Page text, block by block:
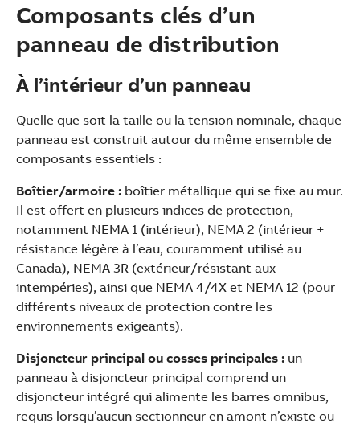
Composants clés d’un
panneau de distribution
À l’intérieur d’un panneau
Quelle que soit la taille ou la tension nominale, chaque
panneau est construit autour du même ensemble de
composants essentiels :
Boîtier/armoire : boîtier métallique qui se fixe au mur.
Il est offert en plusieurs indices de protection,
notamment NEMA 1 (intérieur), NEMA 2 (intérieur +
résistance légère à l’eau, couramment utilisé au
Canada), NEMA 3R (extérieur/résistant aux
intempéries), ainsi que NEMA 4/4X et NEMA 12 (pour
différents niveaux de protection contre les
environnements exigeants).
Disjoncteur principal ou cosses principales : un
panneau à disjoncteur principal comprend un
disjoncteur intégré qui alimente les barres omnibus,
requis lorsqu’aucun sectionneur en amont n’existe ou